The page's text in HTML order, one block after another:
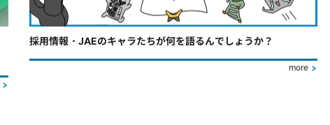
採用情報・JAEのキャラたちが何を語るんでしょうか？
more